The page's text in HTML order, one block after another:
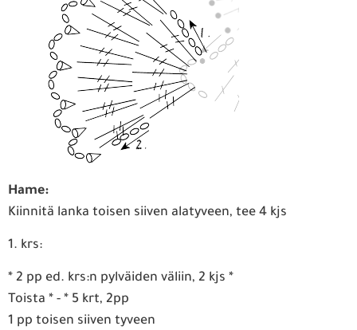
Hame:
Kiinnitä lanka toisen siiven alatyveen, tee 4 kjs
1. krs:
* 2 pp ed. krs:n pylväiden väliin, 2 kjs *
Toista * - * 5 krt, 2pp
1 pp toisen siiven tyveen